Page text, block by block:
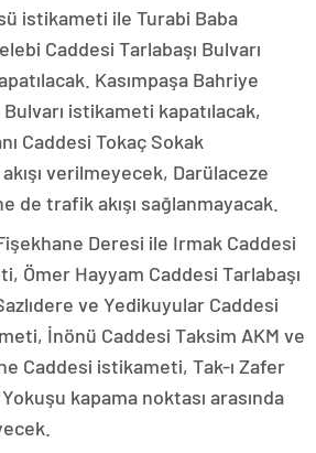
istikameti ile Turabi Baba
Caddesi Tarlabaşı Bulvarı
Kasımpaşa Bahriye
istikameti kapatılacak,
Caddesi Tokaç Sokak
verilmeyecek, Darülaceze
de trafik akışı sağlanmayacak.
Deresi ile Irmak Caddesi
Ömer Hayyam Caddesi Tarlabaşı
ve Yedikuyular Caddesi
İnönü Caddesi Taksim AKM ve
Caddesi istikameti, Tak-ı Zafer
kapama noktası arasında